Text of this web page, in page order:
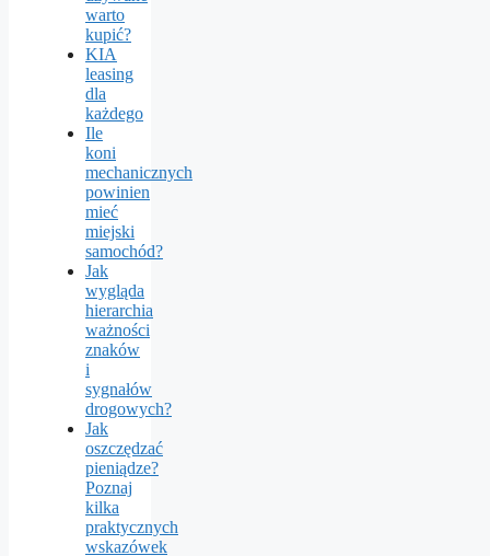
warto
kupić?
KIA
leasing
dla
każdego
Ile
koni
mechanicznych
powinien
mieć
miejski
samochód?
Jak
wygląda
hierarchia
ważności
znaków
i
sygnałów
drogowych?
Jak
oszczędzać
pieniądze?
Poznaj
kilka
praktycznych
wskazówek